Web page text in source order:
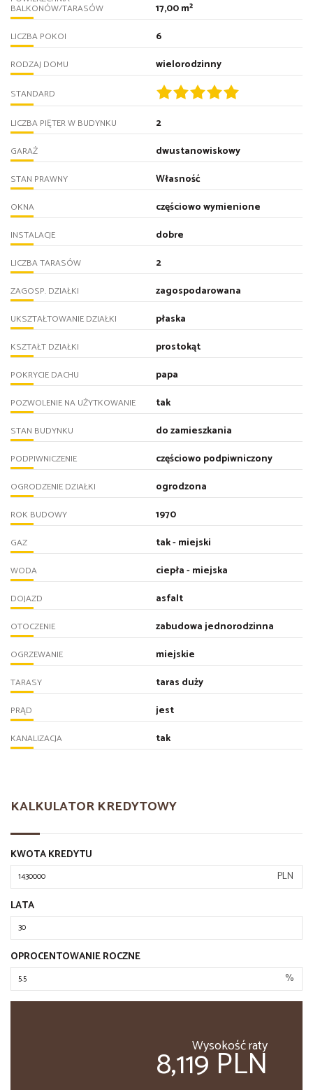
BALKONÓW/TARASÓW 17,00 m²
LICZBA POKOI 6
RODZAJ DOMU wielorodzinny
STANDARD
LICZBA PIĘTER W BUDYNKU 2
GARAŻ dwustanowiskowy
STAN PRAWNY Własność
OKNA częściowo wymienione
INSTALACJE dobre
LICZBA TARASÓW 2
ZAGOSP. DZIAŁKI zagospodarowana
UKSZTAŁTOWANIE DZIAŁKI płaska
KSZTAŁT DZIAŁKI prostokąt
POKRYCIE DACHU papa
POZWOLENIE NA UŻYTKOWANIE tak
STAN BUDYNKU do zamieszkania
PODPIWNICZENIE częściowo podpiwniczony
OGRODZENIE DZIAŁKI ogrodzona
ROK BUDOWY 1970
GAZ tak - miejski
WODA ciepła - miejska
DOJAZD asfalt
OTOCZENIE zabudowa jednorodzinna
OGRZEWANIE miejskie
TARASY taras duży
PRĄD jest
KANALIZACJA tak
KALKULATOR KREDYTOWY
KWOTA KREDYTU
PLN
LATA
OPROCENTOWANIE ROCZNE
%
Wysokość raty
8,119 PLN